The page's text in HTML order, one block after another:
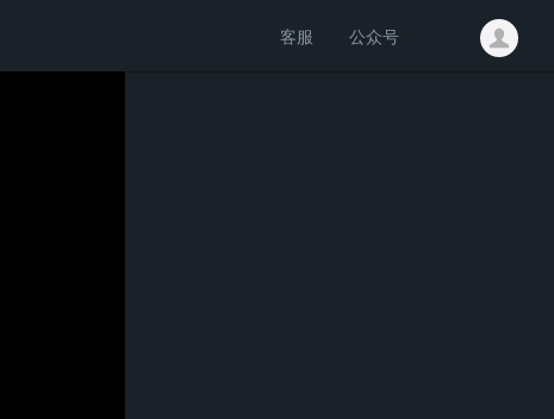
客服 公众号